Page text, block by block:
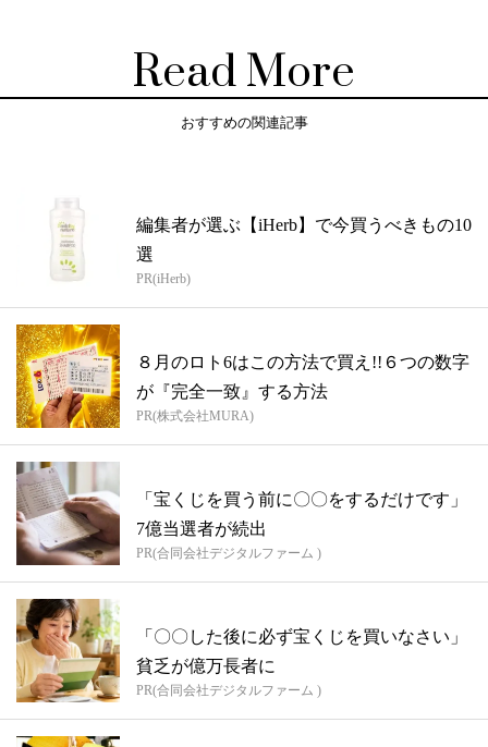
Read More
おすすめの関連記事
編集者が選ぶ【iHerb】で今買うべきもの10
選
PR(iHerb)
８月のロト6はこの方法で買え!!６つの数字
が『完全一致』する方法
PR(株式会社MURA)
「宝くじを買う前に〇〇をするだけです」
7億当選者が続出
PR(合同会社デジタルファーム )
「〇〇した後に必ず宝くじを買いなさい」
貧乏が億万長者に
PR(合同会社デジタルファーム )